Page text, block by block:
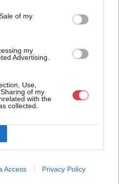
of my
my
Advertising.
Use,
of my
with the
collected.
Access Privacy Policy
DESIGN ÉKSZER & TÁRGY